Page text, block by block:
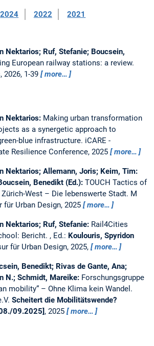
2024 2022 2021
Nektarios; Ruf, Stefanie; Boucsein,
European railway stations: a review.
2026, 1-39
more…
Nektarios: Making urban transformation
as a synergetic approach to
blue infrastructure. iCARE -
Resilience Conference, 2025
more…
Nektarios; Allemann, Joris; Keim, Tim:
Benedikt (Ed.): TOUCH Tactics of
Zürich-West – Die lebenswerte Stadt. M
für Urban Design, 2025
more…
Nektarios; Ruf, Stefanie: Rail4Cities
Bericht. , Ed.: Koulouris, Spyridon
für Urban Design, 2025, more…
Benedikt; Rivas de Gante, Ana;
N.; Schmidt, Mareike: Forschungsgruppe
mobility“ – Ohne Klima kein Wandel.
Scheitert die Mobilitätswende?
09.2025], 2025 more…